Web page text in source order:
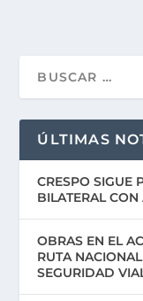
ÚLTIMAS
CRESPO SIGUE
BILATERAL
OBRAS EN EL
RUTA
SEGURIDAD